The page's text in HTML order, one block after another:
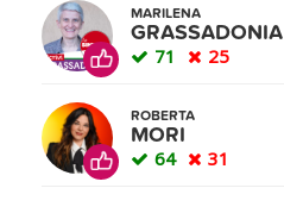
MARILENA
GRASSADONIA
71 25
ROBERTA
MORI
64 31